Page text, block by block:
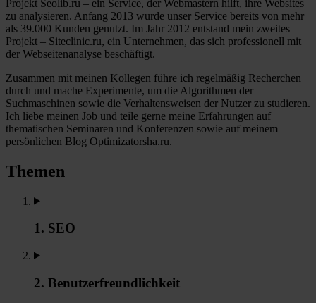
Projekt Seolib.ru – ein Service, der Webmastern hilft, ihre Websites
zu analysieren. Anfang 2013 wurde unser Service bereits von mehr
als 39.000 Kunden genutzt. Im Jahr 2012 entstand mein zweites
Projekt – Siteclinic.ru, ein Unternehmen, das sich professionell mit
der Webseitenanalyse beschäftigt.
Zusammen mit meinen Kollegen führe ich regelmäßig Recherchen
durch und mache Experimente, um die Algorithmen der
Suchmaschinen sowie die Verhaltensweisen der Nutzer zu studieren.
Ich liebe meinen Job und teile gerne meine Erfahrungen auf
thematischen Seminaren und Konferenzen sowie auf meinem
persönlichen Blog Optimizatorsha.ru.
Themen
1. SEO
2. Benutzerfreundlichkeit